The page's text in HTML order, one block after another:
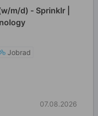
m/d) - Sprinklr |
Jobrad
07.08.2026